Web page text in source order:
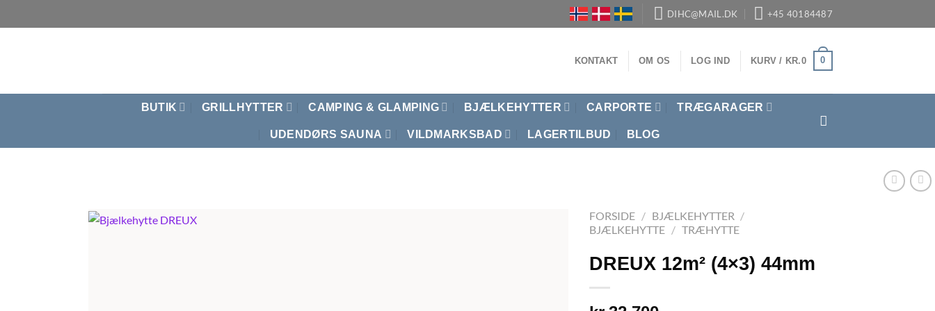
til
DIHC@MAIL.DK +45 40184487
KONTAKT OM OS LOG IND KURV / KR.0 0
BUTIK GRILLHYTTER CAMPING & GLAMPING BJÆLKEHYTTER CARPORTE TRÆGARAGER
UDENDØRS SAUNA VILDMARKSBAD LAGERTILBUD BLOG
FORSIDE / BJÆLKEHYTTER /
BJÆLKEHYTTE / TRÆHYTTE
DREUX 12m² (4×3) 44mm